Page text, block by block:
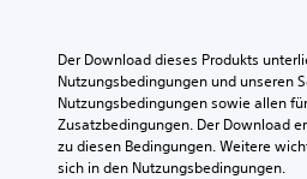
Der Download dieses Produkts
Nutzungsbedingungen und unseren
Nutzungsbedingungen sowie allen
Zusatzbedingungen. Der Download
zu diesen Bedingungen. Weitere
sich in den Nutzungsbedingungen.